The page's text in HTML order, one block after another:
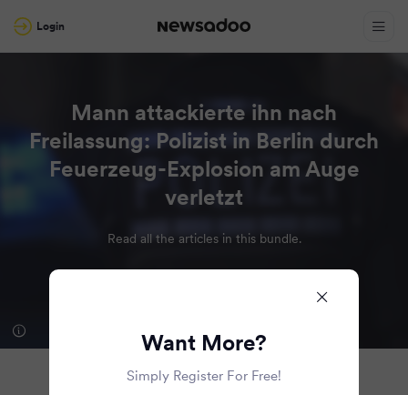
Login
Mann attackierte ihn nach
Freilassung: Polizist in Berlin durch
Feuerzeug-Explosion am Auge
verletzt
Read all the articles in this bundle.
Want More?
Simply Register For Free!